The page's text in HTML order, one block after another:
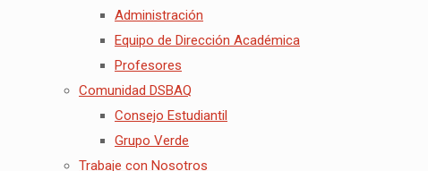
Administración
Equipo de Dirección Académica
Profesores
Comunidad DSBAQ
Consejo Estudiantil
Grupo Verde
Trabaje con Nosotros